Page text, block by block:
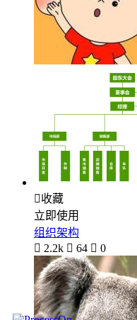
收藏
立即使用
组织架构
 2.2k  64  0